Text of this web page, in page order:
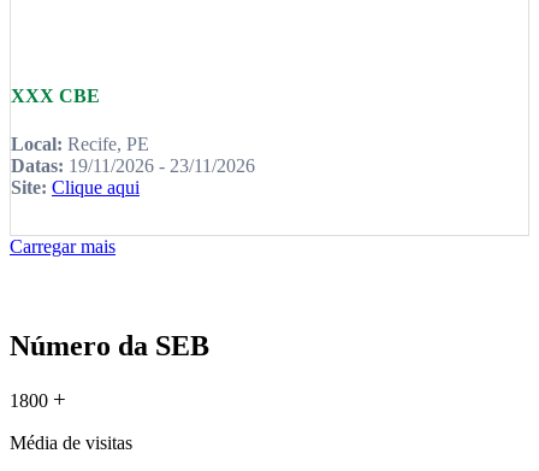
XXX CBE
Local: Recife, PE
Datas: 19/11/2026 - 23/11/2026
Site: Clique aqui
Carregar mais
Número da SEB
1800 +
Média de visitas